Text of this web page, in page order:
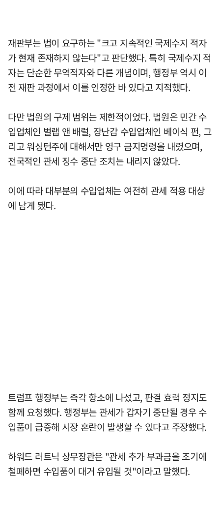
재판부는 법이 요구하는 "크고 지속적인 국제수지 적자
가 현재 존재하지 않는다"고 판단했다. 특히 국제수지 적
자는 단순한 무역적자와 다른 개념이며, 행정부 역시 이
전 재판 과정에서 이를 인정한 바 있다고 지적했다.
다만 법원의 구제 범위는 제한적이었다. 법원은 민간 수
입업체인 벌랩 앤 배럴, 장난감 수입업체인 베이식 펀, 그
리고 워싱턴주에 대해서만 영구 금지명령을 내렸으며,
전국적인 관세 징수 중단 조치는 내리지 않았다.
이에 따라 대부분의 수입업체는 여전히 관세 적용 대상
에 남게 됐다.
트럼프 행정부는 즉각 항소에 나섰고, 판결 효력 정지도
함께 요청했다. 행정부는 관세가 갑자기 중단될 경우 수
입품이 급증해 시장 혼란이 발생할 수 있다고 주장했다.
하워드 러트닉 상무장관은 "관세 추가 부과금을 조기에
철폐하면 수입품이 대거 유입될 것"이라고 말했다.